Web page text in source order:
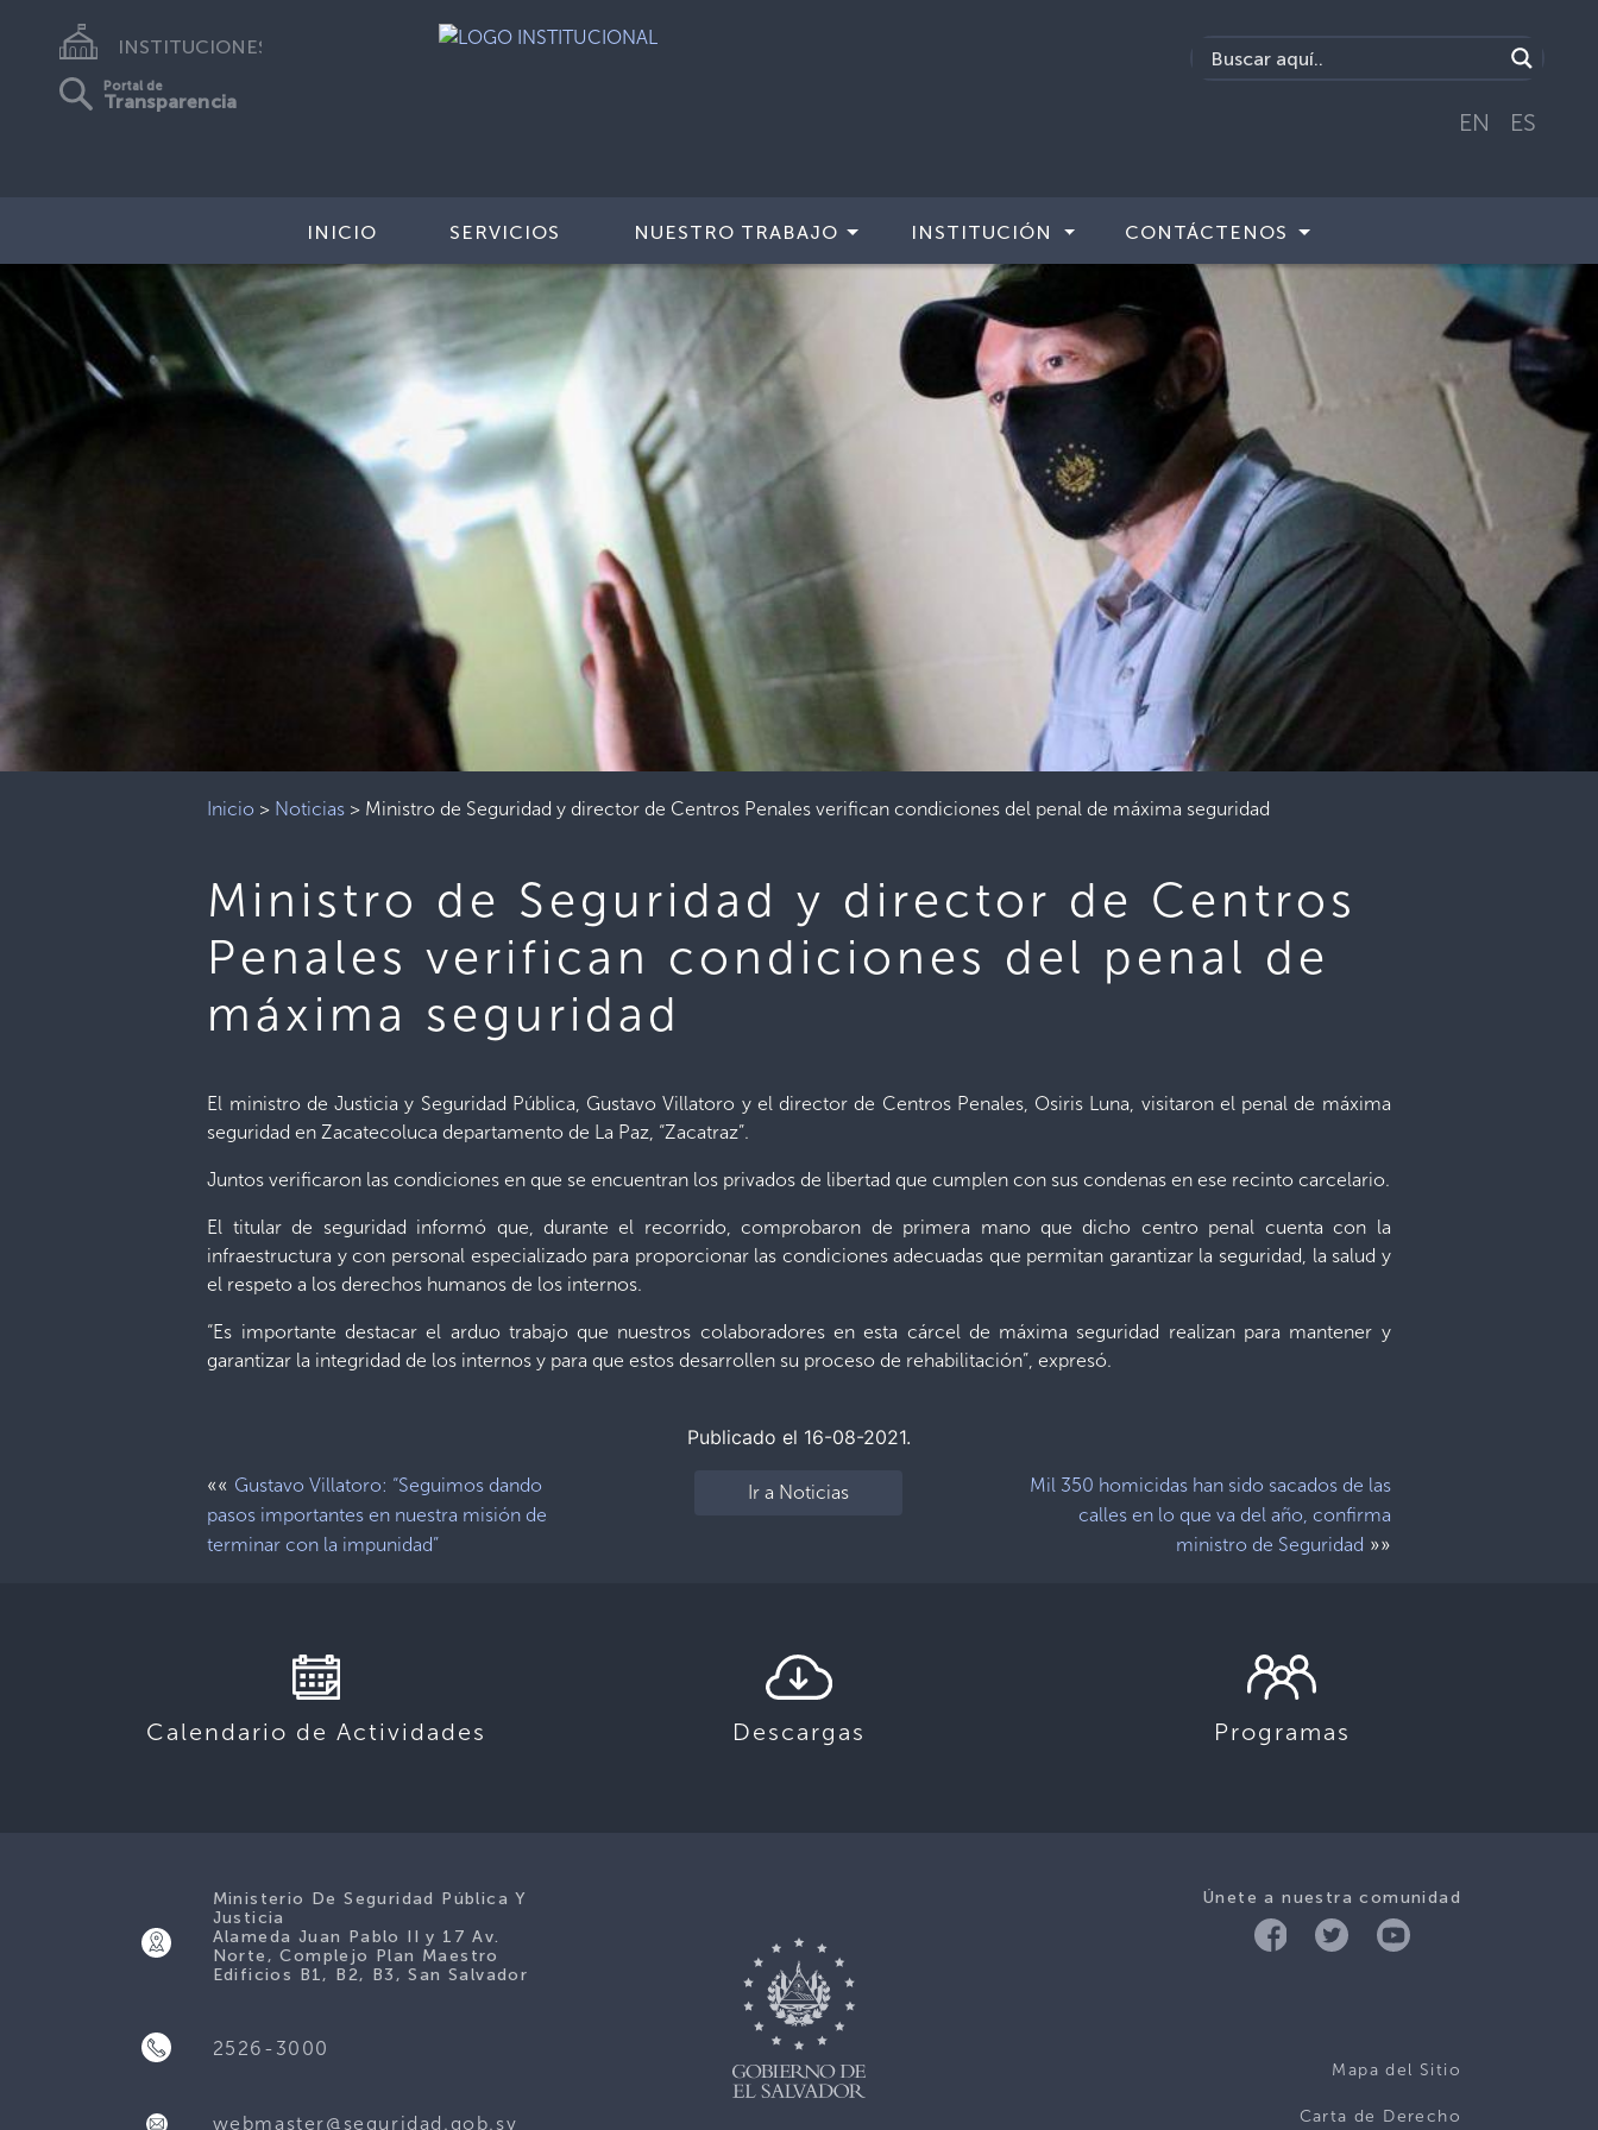
INSTITUCIONES
Portal de
Transparencia
EN ES
INICIO SERVICIOS NUESTRO TRABAJO INSTITUCIÓN CONTÁCTENOS
Inicio > Noticias > Ministro de Seguridad y director de Centros Penales verifican condiciones del penal de máxima seguridad
Ministro de Seguridad y director de Centros
Penales verifican condiciones del penal de
máxima seguridad
El ministro de Justicia y Seguridad Pública, Gustavo Villatoro y el director de Centros Penales, Osiris Luna, visitaron el penal de máxima
seguridad en Zacatecoluca departamento de La Paz, “Zacatraz”.
Juntos verificaron las condiciones en que se encuentran los privados de libertad que cumplen con sus condenas en ese recinto carcelario.
El titular de seguridad informó que, durante el recorrido, comprobaron de primera mano que dicho centro penal cuenta con la
infraestructura y con personal especializado para proporcionar las condiciones adecuadas que permitan garantizar la seguridad, la salud y
el respeto a los derechos humanos de los internos.
“Es importante destacar el arduo trabajo que nuestros colaboradores en esta cárcel de máxima seguridad realizan para mantener y
garantizar la integridad de los internos y para que estos desarrollen su proceso de rehabilitación”, expresó.
Publicado el 16-08-2021.
«« Gustavo Villatoro: “Seguimos dando
pasos importantes en nuestra misión de
terminar con la impunidad”
Ir a Noticias
Mil 350 homicidas han sido sacados de las
calles en lo que va del año, confirma
ministro de Seguridad »»
Calendario de Actividades Descargas Programas
Únete a nuestra comunidad
Mapa del Sitio
Carta de Derecho
Ministerio De Seguridad Pública Y
Justicia
Alameda Juan Pablo II y 17 Av.
Norte, Complejo Plan Maestro
Edificios B1, B2, B3, San Salvador
2526-3000
webmaster@seguridad.gob.sv